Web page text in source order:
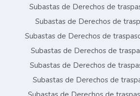
Subastas de Derechos de
Subastas de Derechos de
Subastas de Derechos de
Subastas de Derechos de
Subastas de Derechos de
Subastas de Derechos de